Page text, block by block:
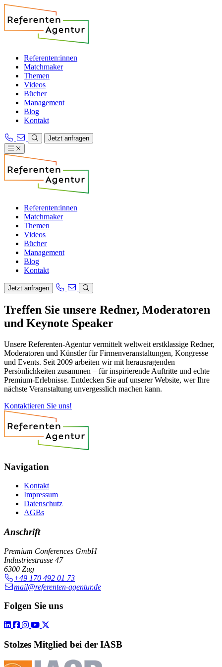
Referenten:innen
Matchmaker
Themen
Videos
Bücher
Management
Blog
Kontakt
Jetzt anfragen
Referenten:innen
Matchmaker
Themen
Videos
Bücher
Management
Blog
Kontakt
Jetzt anfragen
Treffen Sie unsere Redner, Moderatoren
und Keynote Speaker
Unsere Referenten-Agentur vermittelt weltweit erstklassige Redner,
Moderatoren und Künstler für Firmenveranstaltungen, Kongresse
und Events. Seit 2009 arbeiten wir mit herausragenden
Persönlichkeiten zusammen – für inspirierende Auftritte und echte
Premium-Erlebnisse. Entdecken Sie auf unserer Website, wer Ihre
nächste Veranstaltung unvergesslich machen kann.
Kontaktieren Sie uns!
Navigation
Kontakt
Impressum
Datenschutz
AGBs
Anschrift
Premium Conferences GmbH
Industriestrasse 47
6300 Zug
+49 170 492 01 73
mail@referenten-agentur.de
Folgen Sie uns
Stolzes Mitglied bei der IASB